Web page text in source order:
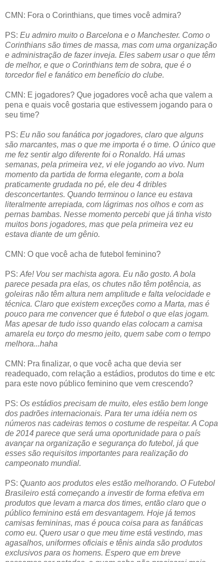
CMN: Fora o Corinthians, que times você admira?
PS: Eu admiro muito o Barcelona e o Manchester. Como o
Corinthians são times de massa, mas com uma organização
e administração de fazer inveja. Eles sabem usar o que têm
de melhor, e que o Corinthians tem de sobra, que é o
torcedor fiel e fanático em benefício do clube.
CMN: E jogadores? Que jogadores você acha que valem a
pena e quais você gostaria que estivessem jogando para o
seu time?
PS: Eu não sou fanática por jogadores, claro que alguns
são marcantes, mas o que me importa é o time. O único que
me fez sentir algo diferente foi o Ronaldo. Há umas
semanas, pela primeira vez, vi ele jogando ao vivo. Num
momento da partida de forma elegante, com a bola
praticamente grudada no pé, ele deu 4 dribles
desconcertantes. Quando terminou o lance eu estava
literalmente arrepiada, com lágrimas nos olhos e com as
pernas bambas. Nesse momento percebi que já tinha visto
muitos bons jogadores, mas que pela primeira vez eu
estava diante de um gênio.
CMN: O que você acha de futebol feminino?
PS: Afe! Vou ser machista agora. Eu não gosto. A bola
parece pesada pra elas, os chutes não têm potência, as
goleiras não têm altura nem amplitude e falta velocidade e
técnica. Claro que existem exceções como a Marta, mas é
pouco para me convencer que é futebol o que elas jogam.
Mas apesar de tudo isso quando elas colocam a camisa
amarela eu torço do mesmo jeito, quem sabe com o tempo
melhora...haha
CMN: Pra finalizar, o que você acha que devia ser
readequado, com relação a estádios, produtos do time e etc
para este novo público feminino que vem crescendo?
PS: Os estádios precisam de muito, eles estão bem longe
dos padrões internacionais. Para ter uma idéia nem os
números nas cadeiras temos o costume de respeitar. A Copa
de 2014 parece que será uma oportunidade para o país
avançar na organização e segurança do futebol, já que
esses são requisitos importantes para realização do
campeonato mundial.
PS: Quanto aos produtos eles estão melhorando. O Futebol
Brasileiro está começando a investir de forma efetiva em
produtos que levam a marca dos times, então claro que o
público feminino está em desvantagem. Hoje já temos
camisas femininas, mas é pouca coisa para as fanáticas
como eu. Quero usar o que meu time está vestindo, mas
agasalhos, uniformes oficiais e tênis ainda são produtos
exclusivos para os homens. Espero que em breve